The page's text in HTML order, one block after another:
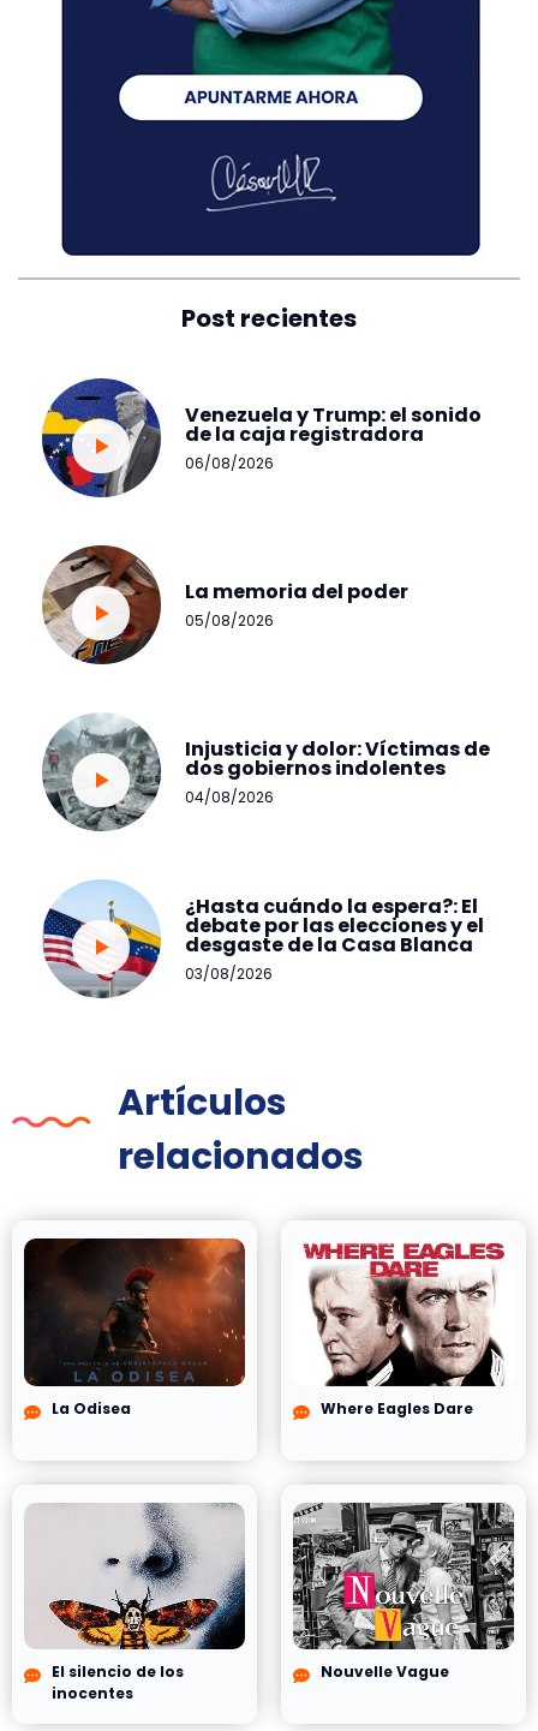
Post recientes
Venezuela y Trump: el sonido
de la caja registradora
06/08/2026
La memoria del poder
05/08/2026
Injusticia y dolor: Víctimas de
dos gobiernos indolentes
04/08/2026
¿Hasta cuándo la espera?: El
debate por las elecciones y el
desgaste de la Casa Blanca
03/08/2026
Artículos
relacionados
La Odisea Where Eagles Dare
El silencio de los
inocentes
Nouvelle Vague